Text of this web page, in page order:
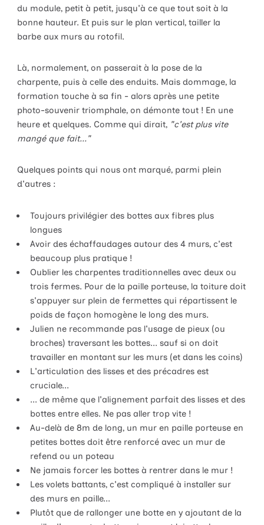
du module, petit à petit, jusqu'à ce que tout soit à la
bonne hauteur. Et puis sur le plan vertical, tailler la
barbe aux murs au rotofil.
Là, normalement, on passerait à la pose de la
charpente, puis à celle des enduits. Mais dommage, la
formation touche à sa fin - alors après une petite
photo-souvenir triomphale, on démonte tout ! En une
heure et quelques. Comme qui dirait, "c'est plus vite
mangé que fait..."
Quelques points qui nous ont marqué, parmi plein
d'autres :
Toujours privilégier des bottes aux fibres plus
longues
Avoir des échaffaudages autour des 4 murs, c'est
beaucoup plus pratique !
Oublier les charpentes traditionnelles avec deux ou
trois fermes. Pour de la paille porteuse, la toiture doit
s'appuyer sur plein de fermettes qui répartissent le
poids de façon homogène le long des murs.
Julien ne recommande pas l'usage de pieux (ou
broches) traversant les bottes... sauf si on doit
travailler en montant sur les murs (et dans les coins)
L'articulation des lisses et des précadres est
cruciale...
... de même que l'alignement parfait des lisses et des
bottes entre elles. Ne pas aller trop vite !
Au-delà de 8m de long, un mur en paille porteuse en
petites bottes doit être renforcé avec un mur de
refend ou un poteau
Ne jamais forcer les bottes à rentrer dans le mur !
Les volets battants, c'est compliqué à installer sur
des murs en paille...
Plutôt que de rallonger une botte en y ajoutant de la